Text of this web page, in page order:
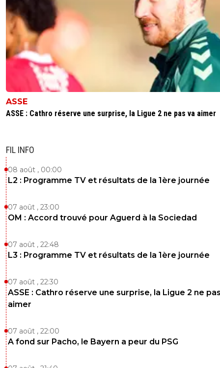
ASSE
ASSE : Cathro réserve une surprise, la Ligue 2 ne pas va aimer
FIL INFO
08 août , 00:00
L2 : Programme TV et résultats de la 1ère journée
07 août , 23:00
OM : Accord trouvé pour Aguerd à la Sociedad
07 août , 22:48
L3 : Programme TV et résultats de la 1ère journée
07 août , 22:30
ASSE : Cathro réserve une surprise, la Ligue 2 ne
aimer
07 août , 22:00
A fond sur Pacho, le Bayern a peur du PSG